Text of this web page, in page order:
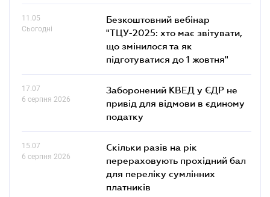
11.05
Сьогодні
Безкоштовний вебінар
"ТЦУ-2025: хто має звітувати,
що змінилося та як
підготуватися до 1 жовтня"
17.07
6 серпня 2026
Заборонений КВЕД у ЄДР не
привід для відмови в єдиному
податку
15.07
6 серпня 2026
Скільки разів на рік
перераховують прохідний бал
для переліку сумлінних
платників